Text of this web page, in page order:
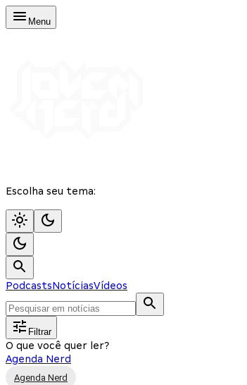
Menu
Escolha seu tema:
PodcastsNotíciasVídeos
Filtrar
O que você quer ler?
Agenda Nerd
Agenda Nerd